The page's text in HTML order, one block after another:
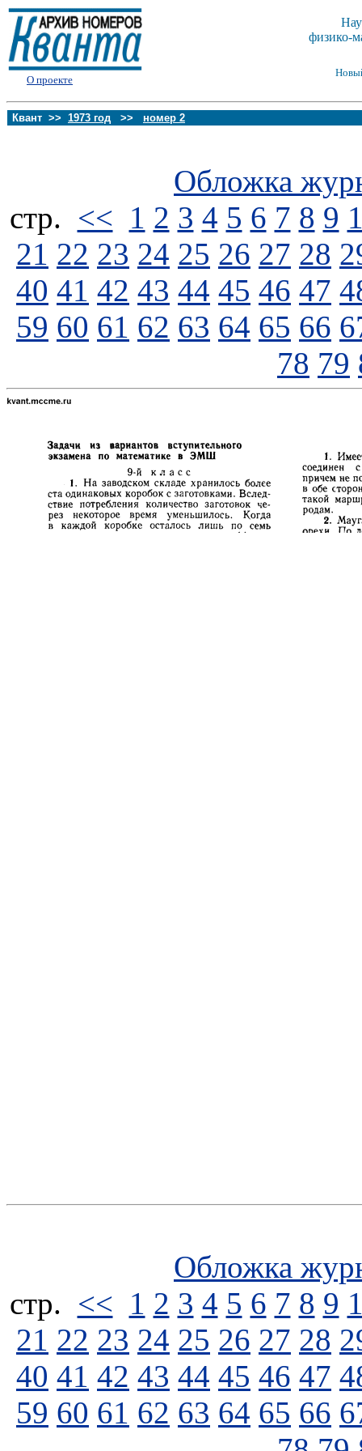
О проекте
физико-
Квант >> 1973 год >> номер 2
Обложка
стp. << 1 2 3 4 5 6 7 8 9
21 22 23 24 25 26 27 28
40 41 42 43 44 45 46 47
59 60 61 62 63 64 65 66
78 79
Обложка
стp. << 1 2 3 4 5 6 7 8 9
21 22 23 24 25 26 27 28
40 41 42 43 44 45 46 47
59 60 61 62 63 64 65 66